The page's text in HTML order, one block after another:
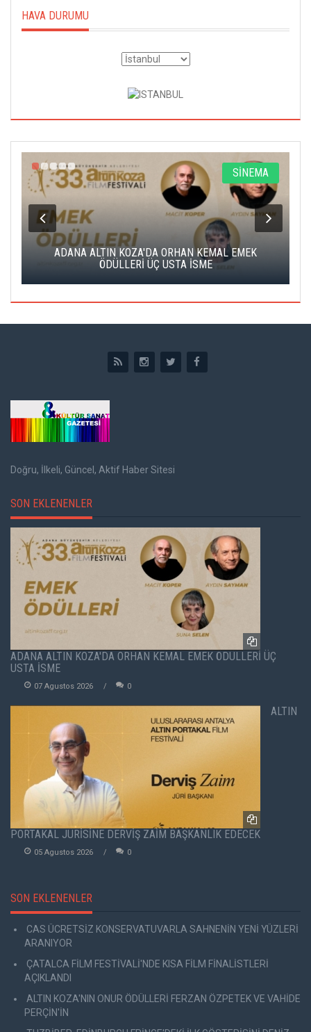
HAVA DURUMU
SİNEMA
ADANA ALTIN KOZA'DA ORHAN KEMAL EMEK
ÖDÜLLERİ ÜÇ USTA İSME
Doğru, İlkeli, Güncel, Aktif Haber Sitesi
SON EKLENENLER
ADANA ALTIN KOZA'DA ORHAN KEMAL EMEK ÖDÜLLERİ ÜÇ
USTA İSME
07 Agustos 2026 0
ALTIN
PORTAKAL JÜRİSİNE DERVİŞ ZAİM BAŞKANLIK EDECEK
05 Agustos 2026 0
SON EKLENENLER
CAS ÜCRETSİZ KONSERVATUVARLA SAHNENİN YENİ YÜZLERİ
ARANIYOR
ÇATALCA FİLM FESTİVALİ'NDE KISA FİLM FİNALİSTLERİ
AÇIKLANDI
ALTIN KOZA'NIN ONUR ÖDÜLLERİ FERZAN ÖZPETEK VE VAHİDE
PERÇİN'İN